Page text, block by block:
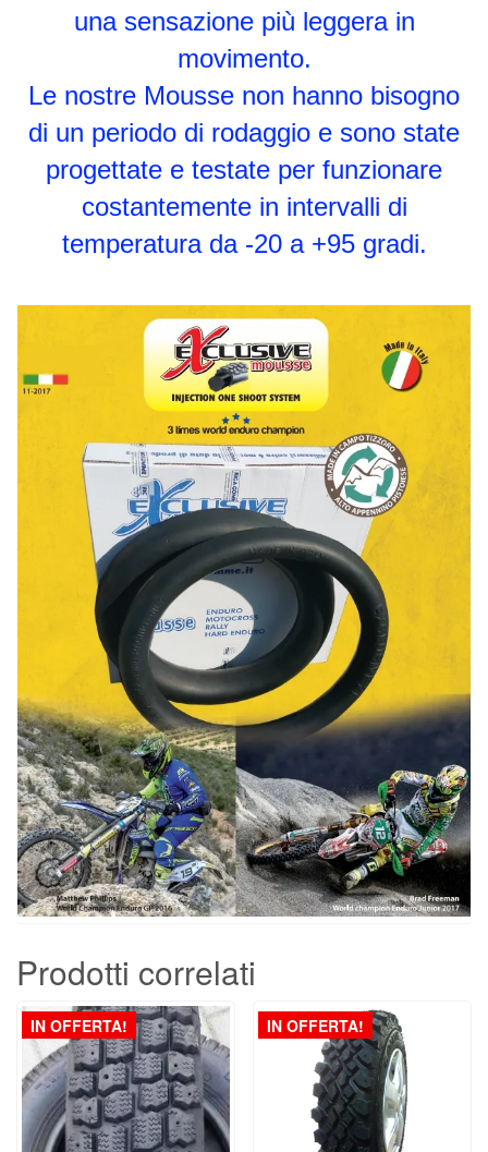
una sensazione più leggera in
movimento.
Le nostre Mousse non hanno bisogno
di un periodo di rodaggio e sono state
progettate e testate per funzionare
costantemente in intervalli di
temperatura da -20 a +95 gradi.
Prodotti correlati
IN OFFERTA! IN OFFERTA!